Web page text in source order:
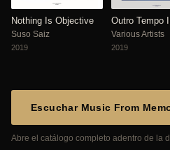
Nothing Is Objective
Suso Saiz
2019
Outro Tempo II
Various Artists
2019
Escuchar Music From
Abre el catálogo completo adentro de la